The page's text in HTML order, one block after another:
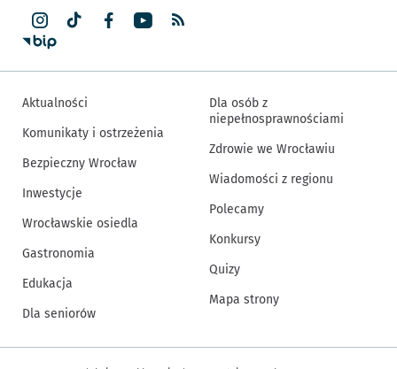
Aktualności
Komunikaty i ostrzeżenia
Bezpieczny Wrocław
Inwestycje
Wrocławskie osiedla
Gastronomia
Edukacja
Dla seniorów
Dla osób z
niepełnosprawnościami
Zdrowie we Wrocławiu
Wiadomości z regionu
Polecamy
Konkursy
Quizy
Mapa strony
Inne informacje